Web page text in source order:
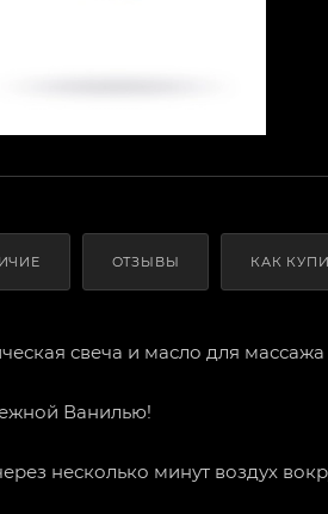
ОТЗЫВЫ КАК
свеча и масло для
Ванилью!
несколько минут воздух